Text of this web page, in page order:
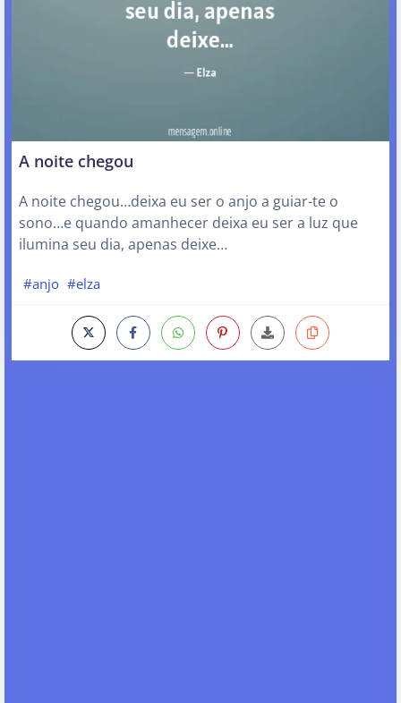
A noite chegou
A noite chegou…deixa eu ser o anjo a guiar-te o
sono…e quando amanhecer deixa eu ser a luz que
ilumina seu dia, apenas deixe…
#anjo #elza